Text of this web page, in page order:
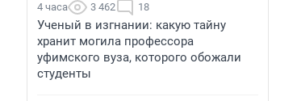
4 часа 3 462 18
Ученый в изгнании: какую тайну
хранит могила профессора
уфимского вуза, которого обожали
студенты